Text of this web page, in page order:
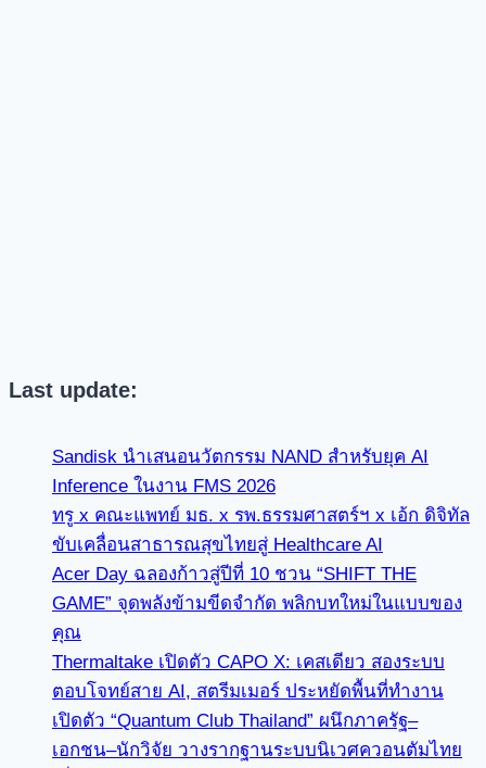
Last update:
Sandisk นำเสนอนวัตกรรม NAND สำหรับยุค AI
Inference ในงาน FMS 2026
ทรู x คณะแพทย์ มธ. x รพ.ธรรมศาสตร์ฯ x เอ้ก ดิจิทัล
ขับเคลื่อนสาธารณสุขไทยสู่ Healthcare AI
Acer Day ฉลองก้าวสู่ปีที่ 10 ชวน “SHIFT THE
GAME” จุดพลังข้ามขีดจำกัด พลิกบทใหม่ในแบบของ
คุณ
Thermaltake เปิดตัว CAPO X: เคสเดียว สองระบบ
ตอบโจทย์สาย AI, สตรีมเมอร์ ประหยัดพื้นที่ทำงาน
เปิดตัว “Quantum Club Thailand” ผนึกภาครัฐ–
เอกชน–นักวิจัย วางรากฐานระบบนิเวศควอนตัมไทย